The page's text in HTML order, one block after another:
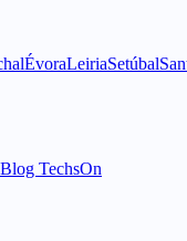
ÉvoraLeiriaSetúbal
Blog TechsOn